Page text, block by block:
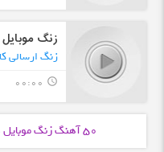
زنگ
زنگ ارسالی
query_builder
00:00
50 آهنگ زنگ موبایل